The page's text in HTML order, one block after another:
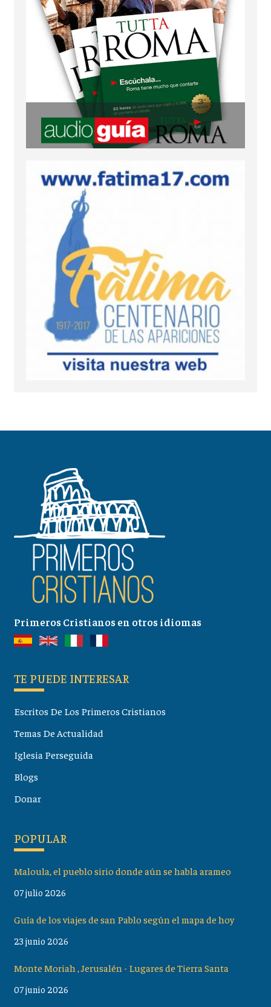
Primeros Cristianos en otros idiomas
TE PUEDE INTERESAR
Escritos De Los Primeros Cristianos
Temas De Actualidad
Iglesia Perseguida
Blogs
Donar
POPULAR
Maloula, el pueblo sirio donde aún se habla arameo
07 julio 2026
Guía de los viajes de san Pablo según el mapa de hoy
23 junio 2026
Monte Moriah , Jerusalén - Lugares de Tierra Santa
07 junio 2026